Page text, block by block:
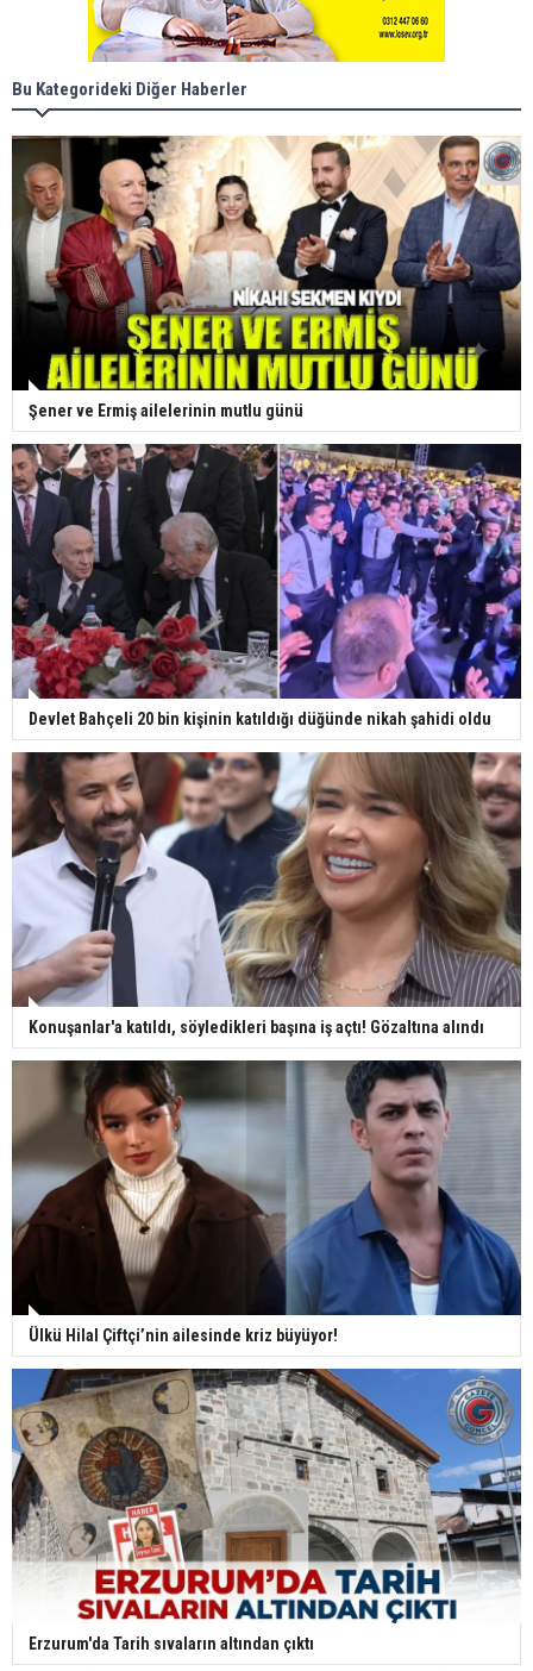
Bu Kategorideki Diğer Haberler
Şener ve Ermiş ailelerinin mutlu günü
Devlet Bahçeli 20 bin kişinin katıldığı düğünde nikah şahidi oldu
Konuşanlar'a katıldı, söyledikleri başına iş açtı! Gözaltına alındı
Ülkü Hilal Çiftçi’nin ailesinde kriz büyüyor!
Erzurum'da Tarih sıvaların altından çıktı